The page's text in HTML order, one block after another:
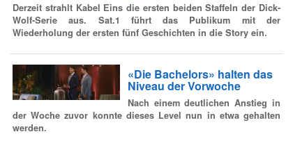
Derzeit strahlt Kabel Eins die ersten beiden Staffeln der Dick-
Wolf-Serie aus. Sat.1 führt das Publikum mit der
Wiederholung der ersten fünf Geschichten in die Story ein.
«Die Bachelors» halten das
Niveau der Vorwoche
Nach einem deutlichen Anstieg in
der Woche zuvor konnte dieses Level nun in etwa gehalten
werden.